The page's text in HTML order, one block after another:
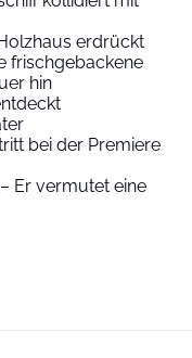
erdrückt
frischgebackene
hin
bei der Premiere
Er vermutet eine